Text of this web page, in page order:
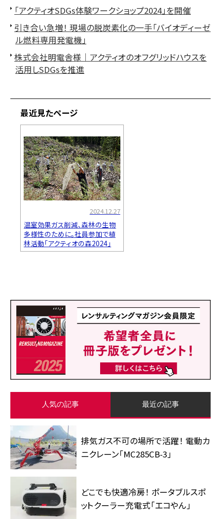
「アクティオSDGs体験ワークショップ2024」を開催
引き合い急増！ 現場の脱炭素化の一手「バイオディーゼ
ル燃料専用発電機」
株式会社明電舎様｜アクティオのオフグリッドハウスを
活用しSDGsを推進
最近見たページ
2024.12.27
温室効果ガス削減、森林の生物
多様性のために。社員参加で植
林活動「アクティオの森2024」
人気の記事 最近の記事
排気ガス不可の場所で活躍！ 電動カ
ニクレーン「MC285CB-3」
どこでも快適冷房！ ポータブルスポ
ットクーラー充電式「エコやん」